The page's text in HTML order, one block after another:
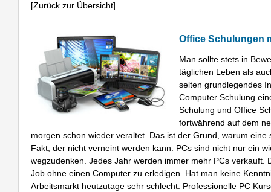
[Zurück zur Übersicht]
Office Schulungen
Man sollte stets in
täglichen Leben als
selten grundlegendes
Computer Schulung
Schulung und Office
fortwährend auf dem
morgen schon wieder veraltet. Das ist der Grund, warum
Fakt, der nicht verneint werden kann. PCs sind nicht nur ein
wegzudenken. Jedes Jahr werden immer mehr PCs
Job ohne einen Computer zu erledigen. Hat man keine
Arbeitsmarkt heutzutage sehr schlecht. Professionelle PC